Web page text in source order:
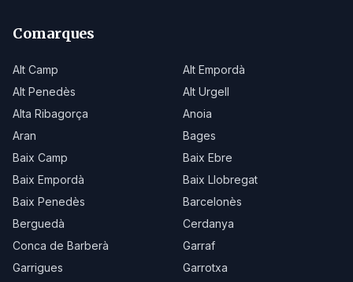
Comarques
Alt Camp
Alt Empordà
Alt Penedès
Alt Urgell
Alta Ribagorça
Anoia
Aran
Bages
Baix Camp
Baix Ebre
Baix Empordà
Baix Llobregat
Baix Penedès
Barcelonès
Berguedà
Cerdanya
Conca de Barberà
Garraf
Garrigues
Garrotxa